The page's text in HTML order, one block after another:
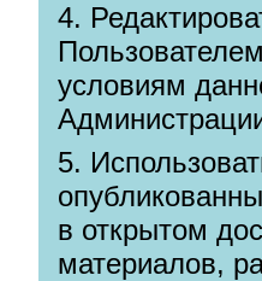
условиям
в открытом
материалов,